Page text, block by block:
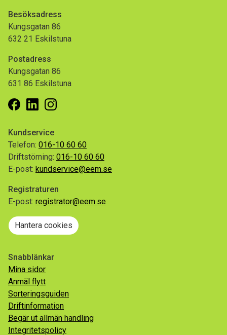
Besöksadress
Kungsgatan 86
632 21 Eskilstuna
Postadress
Kungsgatan 86
631 86 Eskilstuna
Facebook
LinkedinInstagram
Kundservice
Telefon: 016-10 60 60
Driftstörning: 016-10 60 60
E-post: kundservice@eem.se
Registraturen
E-post: registrator@eem.se
Hantera cookies
Snabblänkar
Mina sidor
Anmäl flytt
Sorteringsguiden
Driftinformation
Begär ut allmän handling
Integritetspolicy